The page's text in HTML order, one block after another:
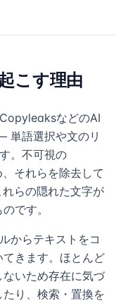
こす理由
などのAI
単語選択や文のリ
。不可視の
それらを除去して
らの隠れた文字が
です。
からテキストをコ
きます。ほとんど
いため存在に気づ
り、検索・置換を